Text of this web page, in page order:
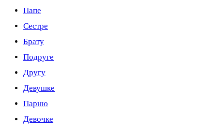
Папе
Сестре
Брату
Подруге
Другу
Девушке
Парню
Девочке